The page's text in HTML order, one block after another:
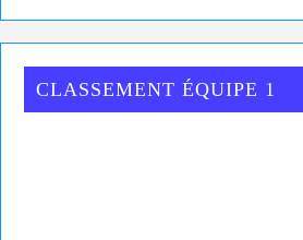
CLASSEMENT ÉQUIPE 1